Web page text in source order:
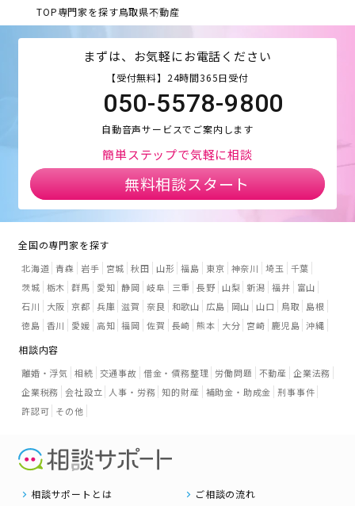
TOP専門家を探す鳥取県不動産
まずは、お気軽にお電話ください
【受付無料】24時間365日受付
050-5578-9800
自動音声サービスでご案内します
簡単ステップで気軽に相談
無料相談スタート
全国の専門家を探す
北海道 青森 岩手 宮城 秋田 山形 福島 東京 神奈川 埼玉 千葉
茨城 栃木 群馬 愛知 静岡 岐阜 三重 長野 山梨 新潟 福井
富山
石川
大阪 京都 兵庫 滋賀 奈良 和歌山 広島 岡山 山口 鳥取
島根
徳島 香川 愛媛 高知 福岡 佐賀 長崎 熊本 大分 宮崎 鹿児島 沖縄
相談内容
離婚・浮気 相続 交通事故 借金・債務整理 労働問題 不動産 企業法務
企業税務 会社設立 人事・労務 知的財産 補助金・助成金 刑事事件
許認可 その他
相談サポートとは ご相談の流れ